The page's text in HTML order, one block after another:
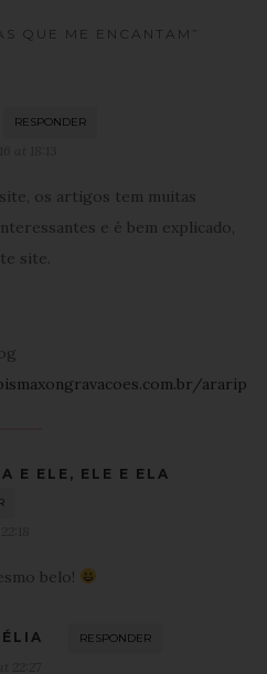
QUE ME ENCANTAM”
RESPONDER
os artigos tem muitas
e é bem explicado,
site.
ararip
E ELE, ELE E ELA
belo!
RESPONDER